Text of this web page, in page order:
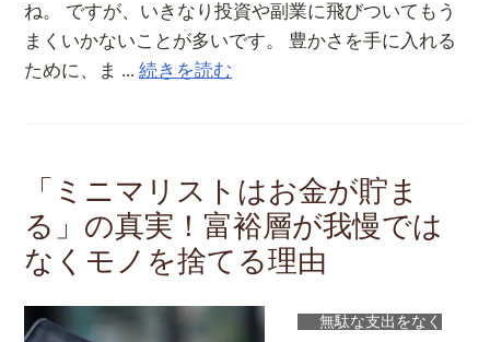
ね。 ですが、いきなり投資や副業に飛びついてもう
まくいかないことが多いです。 豊かさを手に入れる
ために、ま ...続きを読む
「ミニマリストはお金が貯ま
る」の真実！富裕層が我慢では
なくモノを捨てる理由
無駄な支出をなく